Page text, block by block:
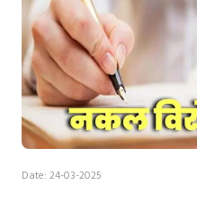
Date: 24-03-2025